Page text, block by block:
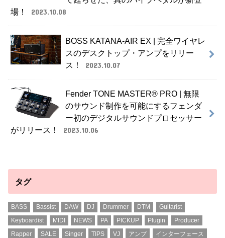
場！
2023.10.08
BOSS KATANA-AIR EX | 完全ワイヤレ
スのデスクトップ・アンプをリリー
ス！
2023.10.07
Fender TONE MASTER® PRO | 無限
のサウンド制作を可能にするフェンダ
ー初のデジタルサウンドプロセッサー
がリリース！
2023.10.06
タグ
BASS Bassist DAW DJ Drummer DTM
Guitarist
Keyboardist
MIDI NEWS PA PICKUP Plugin
Producer
Rapper
SALE Singer TIPS VJ アンプ
インターフェース